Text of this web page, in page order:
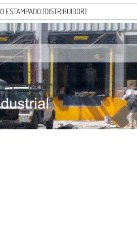
ESTAMPADO (DISTRIBUIDOR)